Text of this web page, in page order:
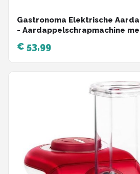
Gastronoma Elektrische
- Aardappelschrapmachine
€ 53,99